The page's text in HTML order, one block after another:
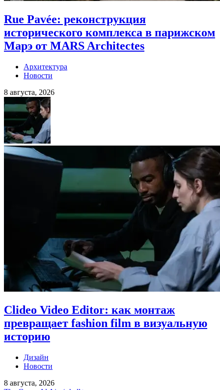
Rue Pavée: реконструкция
исторического комплекса в парижском
Марэ от MARS Architectes
Архитектура
Новости
8 августа, 2026
Clideo Video Editor: как монтаж
превращает fashion film в визуальную
историю
Дизайн
Новости
8 августа, 2026